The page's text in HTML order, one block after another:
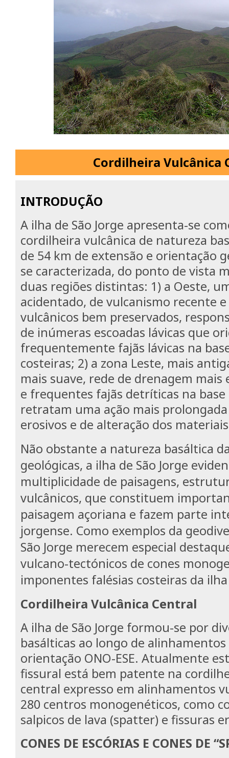
Cordilheira Vulcânica
INTRODUÇÃO
A ilha de São Jorge apresenta-se
cordilheira vulcânica de natureza
de 54 km de extensão e orientação
se caracterizada, do ponto de vista
duas regiões distintas: 1) a Oeste,
acidentado, de vulcanismo recente
vulcânicos bem preservados,
de inúmeras escoadas lávicas que
frequentemente fajãs lávicas na
costeiras; 2) a zona Leste, mais
mais suave, rede de drenagem mais
e frequentes fajãs detríticas na base
retratam uma ação mais
erosivos e de alteração dos
Não obstante a natureza basáltica
geológicas, a ilha de São Jorge
multiplicidade de paisagens,
vulcânicos, que constituem
paisagem açoriana e fazem parte
jorgense. Como exemplos da
São Jorge merecem especial
vulcano-tectónicos de cones
imponentes falésias costeiras da
Cordilheira Vulcânica Central
A ilha de São Jorge formou-se por
basálticas ao longo de
orientação ONO-ESE. Atualmente
fissural está bem patente na
central expresso em alinhamentos
280 centros monogenéticos, como
salpicos de lava (spatter) e fissuras
CONES DE ESCÓRIAS E CONES DE